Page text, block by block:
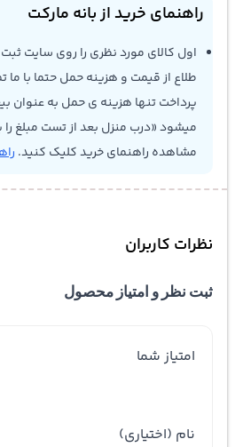
راهنمای خرید از بانه مارکت
اول کالای مورد نظری را روی سایت
طلاع از قیمت و هزینه حمل حتما با ما
پرداخت تنها هزینه ی حمل به عنوان
میشود «درب منزل بعد از تست مبلغ را
مشاهده راهنمای خرید کلیک کنید.
نظرات کاربران
ثبت نظر و امتیاز محصول
امتیاز شما
نام (اختیاری)